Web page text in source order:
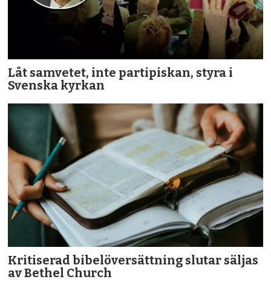
Låt samvetet, inte partipiskan, styra i
Svenska kyrkan
Kritiserad bibelöversättning slutar säljas
av Bethel Church